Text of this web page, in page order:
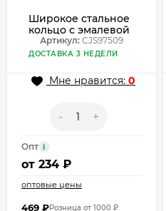
Широкое стальное
кольцо с эмалевой
вставкой под
белый мрамор
Артикул: CJS97509
ДОСТАВКА 3 НЕДЕЛИ
Мне нравится: 0
- +
Опт i
от 234 ₽
оптовые цены
469 ₽Розница от 1000 ₽